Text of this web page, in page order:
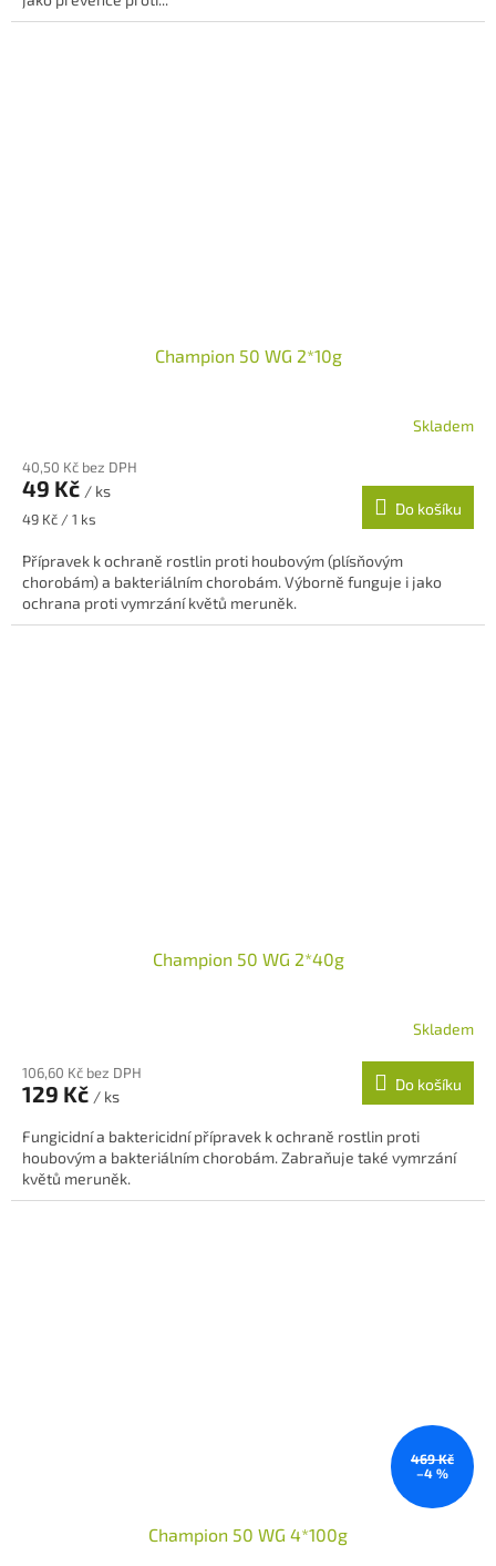
Champion 50 WG 2*10g
Skladem
40,50 Kč bez DPH
49 Kč / ks
Měrná
49 Kč / 1 ks
Do košíku
Přípravek k ochraně rostlin proti houbovým (plísňovým
chorobám) a bakteriálním chorobám. Výborně funguje i jako
ochrana proti vymrzání květů meruněk.
Champion 50 WG 2*40g
Skladem
106,60 Kč bez DPH
129 Kč / ks
Do košíku
Fungicidní a baktericidní přípravek k ochraně rostlin proti
houbovým a bakteriálním chorobám. Zabraňuje také vymrzání
květů meruněk.
469 Kč
–4 %
Champion 50 WG 4*100g